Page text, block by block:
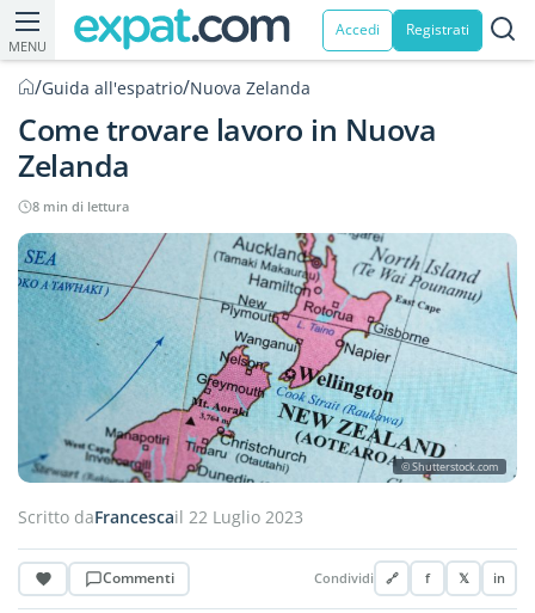
MENU
Accedi Registrati
/Guida all'espatrio/Nuova Zelanda
Come trovare lavoro in Nuova
Zelanda
8 min di lettura
© Shutterstock.com
Scritto daFrancescail 22 Luglio 2023
Commenti Condividi 🔗 f 𝕏 in